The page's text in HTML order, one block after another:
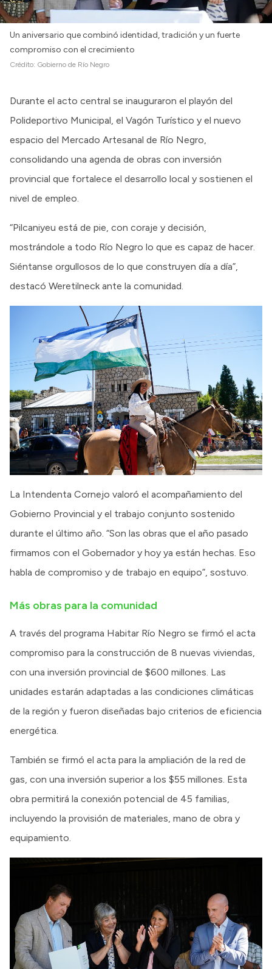
Un aniversario que combinó identidad, tradición y un fuerte
compromiso con el crecimiento
Crédito: Gobierno de Río Negro
Durante el acto central se inauguraron el playón del
Polideportivo Municipal, el Vagón Turístico y el nuevo
espacio del Mercado Artesanal de Río Negro,
consolidando una agenda de obras con inversión
provincial que fortalece el desarrollo local y sostienen el
nivel de empleo.
“Pilcaniyeu está de pie, con coraje y decisión,
mostrándole a todo Río Negro lo que es capaz de hacer.
Siéntanse orgullosos de lo que construyen día a día”,
destacó Weretilneck ante la comunidad.
La Intendenta Cornejo valoró el acompañamiento del
Gobierno Provincial y el trabajo conjunto sostenido
durante el último año. “Son las obras que el año pasado
firmamos con el Gobernador y hoy ya están hechas. Eso
habla de compromiso y de trabajo en equipo”, sostuvo.
Más obras para la comunidad
A través del programa Habitar Río Negro se firmó el acta
compromiso para la construcción de 8 nuevas viviendas,
con una inversión provincial de $600 millones. Las
unidades estarán adaptadas a las condiciones climáticas
de la región y fueron diseñadas bajo criterios de eficiencia
energética.
También se firmó el acta para la ampliación de la red de
gas, con una inversión superior a los $55 millones. Esta
obra permitirá la conexión potencial de 45 familias,
incluyendo la provisión de materiales, mano de obra y
equipamiento.